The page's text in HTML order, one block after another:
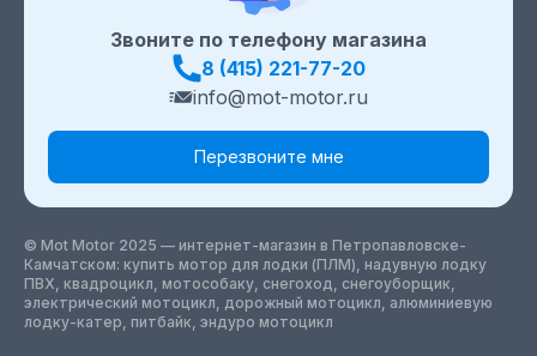
Звоните по телефону магазина
8 (415) 221-77-20
info@mot-motor.ru
Перезвоните мне
© Mot Motor 2025 — интернет-магазин в Петропавловске-
Камчатском: купить мотор для лодки (ПЛМ), надувную лодку
ПВХ, квадроцикл, мотособаку, снегоход, снегоуборщик,
электрический мотоцикл, дорожный мотоцикл, алюминиевую
лодку-катер, питбайк, эндуро мотоцикл